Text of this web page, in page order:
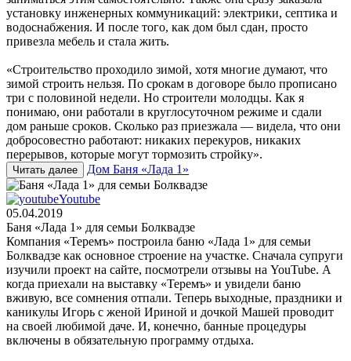
установку инженерных коммуникаций: электрики, септика и
водоснабжения. И после того, как дом был сдан, просто
привезла мебель и стала жить.
«Строительство проходило зимой, хотя многие думают, что
зимой строить нельзя. По срокам в договоре было прописано
три с половиной недели. Но строители молодцы. Как я
понимаю, они работали в круглосуточном режиме и сдали
дом раньше сроков. Сколько раз приезжала — видела, что они
добросовестно работают: никаких перекуров, никаких
перерывов, которые могут тормозить стройку».
Читать далее Дом Баня «Лада 1»
Youtube
05.04.2019
Баня «Лада 1» для семьи Болквадзе
Компания «Теремъ» построила баню «Лада 1» для семьи
Болквадзе как основное строение на участке. Сначала супруги
изучили проект на сайте, посмотрели отзывы на YouTube. А
когда приехали на выставку «Теремъ» и увидели баню
вживую, все сомнения отпали. Теперь выходные, праздники и
каникулы Игорь с женой Ириной и дочкой Машей проводит
на своей любимой даче. И, конечно, банные процедуры
включены в обязательную программу отдыха.